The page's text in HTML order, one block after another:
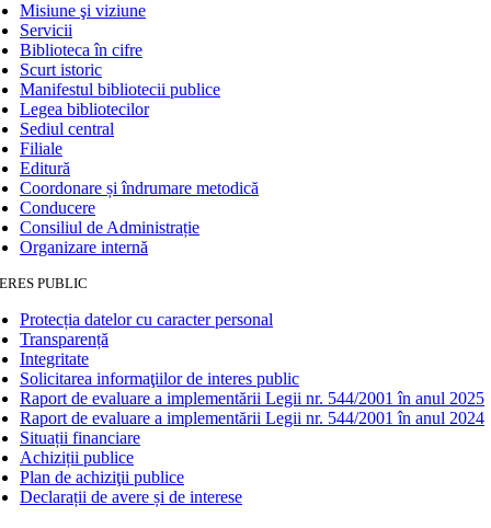
Misiune şi viziune
Servicii
Biblioteca în cifre
Scurt istoric
Manifestul bibliotecii publice
Legea bibliotecilor
Sediul central
Filiale
Editură
Coordonare și îndrumare metodică
Conducere
Consiliul de Administrație
Organizare internă
PUBLIC
Protecția datelor cu caracter personal
Transparență
Integritate
Solicitarea informaţiilor de interes public
Raport de evaluare a implementării Legii nr. 544/2001 în anul 2025
Raport de evaluare a implementării Legii nr. 544/2001 în anul 2024
Situații financiare
Achiziții publice
Plan de achiziţii publice
Declarații de avere și de interese